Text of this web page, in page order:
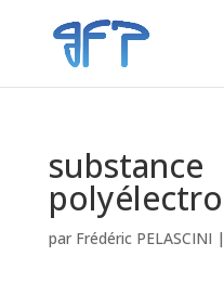
substance
par Frédéric PELASCINI |